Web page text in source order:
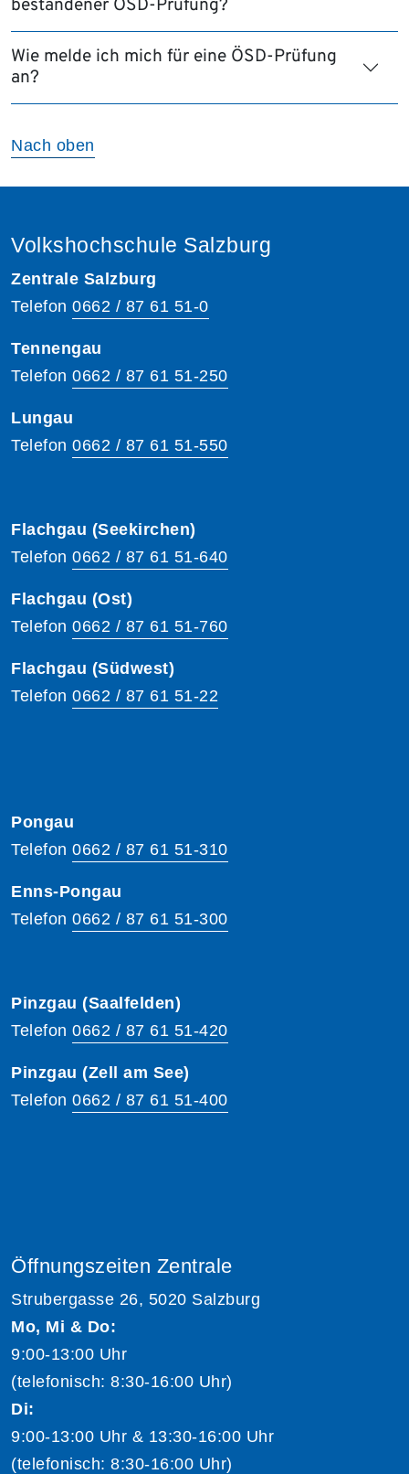
bestandener ÖSD-Prüfung?
Wie melde ich mich für eine ÖSD-Prüfung
an?
Nach oben
Volkshochschule Salzburg
Zentrale Salzburg
Telefon 0662 / 87 61 51-0
Tennengau
Telefon 0662 / 87 61 51-250
Lungau
Telefon 0662 / 87 61 51-550
Flachgau (Seekirchen)
Telefon 0662 / 87 61 51-640
Flachgau (Ost)
Telefon 0662 / 87 61 51-760
Flachgau (Südwest)
Telefon 0662 / 87 61 51-22
Pongau
Telefon 0662 / 87 61 51-310
Enns-Pongau
Telefon 0662 / 87 61 51-300
Pinzgau (Saalfelden)
Telefon 0662 / 87 61 51-420
Pinzgau (Zell am See)
Telefon 0662 / 87 61 51-400
Öffnungszeiten Zentrale
Strubergasse 26, 5020 Salzburg
Mo, Mi & Do:
9:00-13:00 Uhr
(telefonisch: 8:30-16:00 Uhr)
Di:
9:00-13:00 Uhr & 13:30-16:00 Uhr
(telefonisch: 8:30-16:00 Uhr)